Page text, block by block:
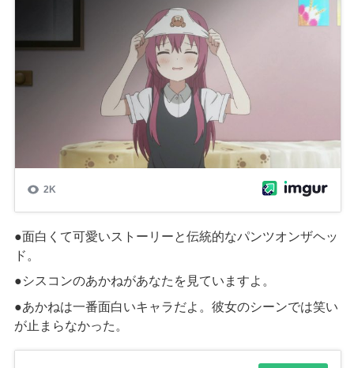
●面白くて可愛いストーリーと伝統的なパンツオンザヘッ
ド。
●シスコンのあかねがあなたを見ていますよ。
●あかねは一番面白いキャラだよ。彼女のシーンでは笑い
が止まらなかった。